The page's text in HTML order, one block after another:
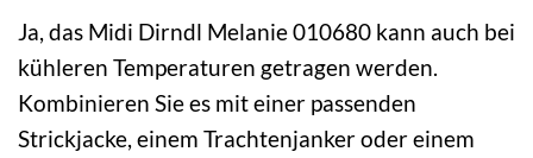
Ja, das Midi Dirndl Melanie 010680 kann auch bei
kühleren Temperaturen getragen werden.
Kombinieren Sie es mit einer passenden
Strickjacke, einem Trachtenjanker oder einem